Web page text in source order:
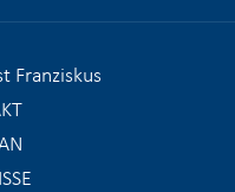
Franziskus